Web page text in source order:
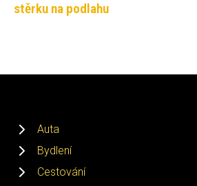
stěrku na podlahu
Auta
Bydlení
Cestování